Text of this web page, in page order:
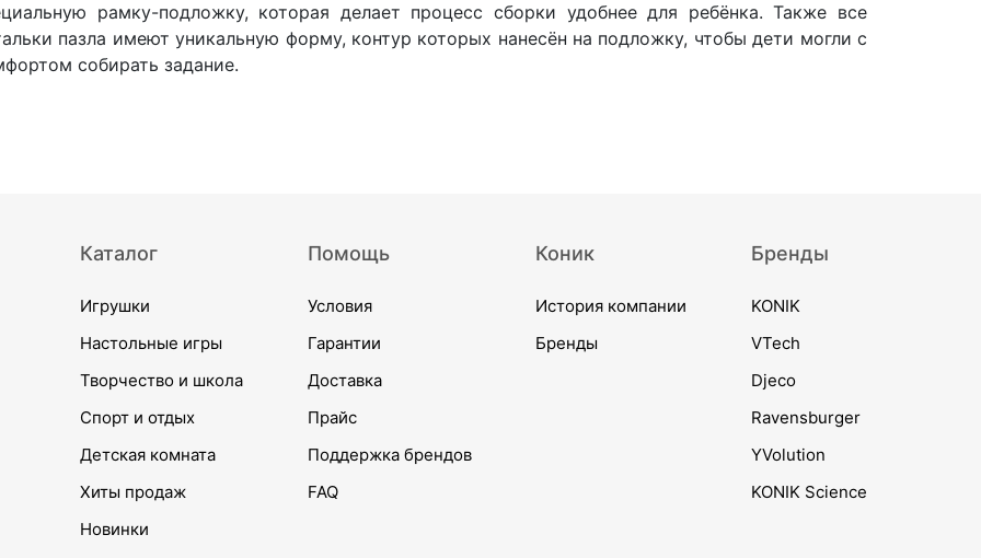
рамку-подложку, которая делает процесс сборки удобнее для ребёнка. Также все
пазла имеют уникальную форму, контур которых нанесён на подложку, чтобы дети могли с
собирать задание.
Каталог
Игрушки
Настольные игры
Творчество и школа
Спорт и отдых
Детская комната
Хиты продаж
Новинки
Помощь
Условия
Гарантии
Доставка
Прайс
Поддержка брендов
FAQ
Коник
История компании
Бренды
Бренды
KONIK
VTech
Djeco
Ravensburger
YVolution
KONIK Science